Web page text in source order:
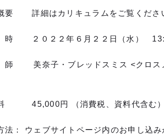
要 詳細はカリキュラムをご覧くださ
２０２２年６月２２日（水）
美奈子・ブレッドスミス <クロスメ
45,000円 （消費税、資料代含む）
法： ウェブサイトページ内のお申し込み